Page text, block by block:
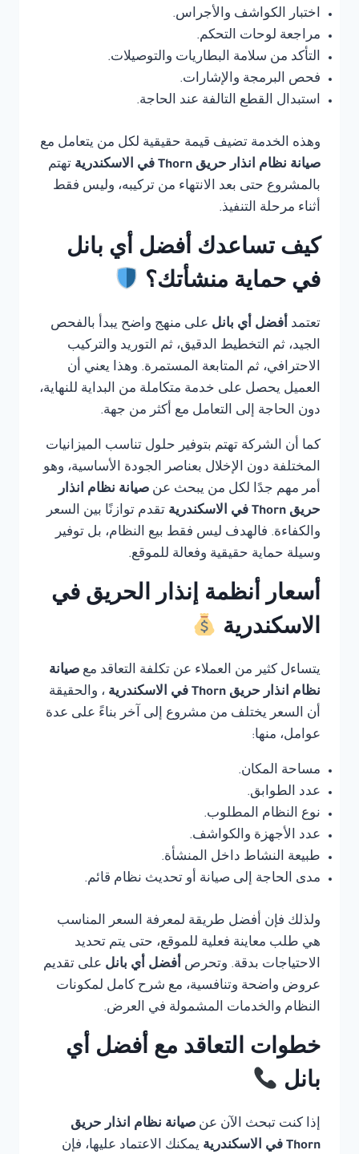
اختبار الكواشف والأجراس.
مراجعة لوحات التحكم.
التأكد من سلامة البطاريات والتوصيلات.
فحص البرمجة والإشارات.
استبدال القطع التالفة عند الحاجة.
وهذه الخدمة تضيف قيمة حقيقية لكل من يتعامل مع
صيانة نظام انذار حريق Thorn في الاسكندرية
تهتم
بالمشروع حتى بعد الانتهاء من تركيبه، وليس فقط
أثناء مرحلة التنفيذ.
كيف تساعدك أفضل أي بانل
في حماية منشأتك؟
تعتمد أفضل أي بانل على منهج واضح يبدأ بالفحص
الجيد، ثم التخطيط الدقيق، ثم التوريد والتركيب
الاحترافي، ثم المتابعة المستمرة. وهذا يعني أن
العميل يحصل على خدمة متكاملة من البداية للنهاية،
دون الحاجة إلى التعامل مع أكثر من جهة.
كما أن الشركة تهتم بتوفير حلول تناسب الميزانيات
المختلفة دون الإخلال بعناصر الجودة الأساسية، وهو
أمر مهم جدًا لكل من يبحث عن صيانة نظام انذار
حريق Thorn في الاسكندرية
تقدم توازنًا بين السعر
والكفاءة. فالهدف ليس فقط بيع النظام، بل توفير
وسيلة حماية حقيقية وفعالة للموقع.
أسعار أنظمة إنذار الحريق في
الاسكندرية
يتساءل كثير من العملاء عن تكلفة التعاقد مع صيانة
نظام انذار حريق Thorn في الاسكندرية
، والحقيقة
أن السعر يختلف من مشروع إلى آخر بناءً على عدة
عوامل، منها:
مساحة المكان.
عدد الطوابق.
نوع النظام المطلوب.
عدد الأجهزة والكواشف.
طبيعة النشاط داخل المنشأة.
مدى الحاجة إلى صيانة أو تحديث نظام قائم.
ولذلك فإن أفضل طريقة لمعرفة السعر المناسب
هي طلب معاينة فعلية للموقع، حتى يتم تحديد
الاحتياجات بدقة. وتحرص أفضل أي بانل على تقديم
عروض واضحة وتنافسية، مع شرح كامل لمكونات
النظام والخدمات المشمولة في العرض.
خطوات التعاقد مع أفضل أي
بانل
إذا كنت تبحث الآن عن صيانة نظام انذار حريق
Thorn في الاسكندرية
يمكنك الاعتماد عليها، فإن